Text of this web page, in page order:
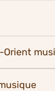
Orient